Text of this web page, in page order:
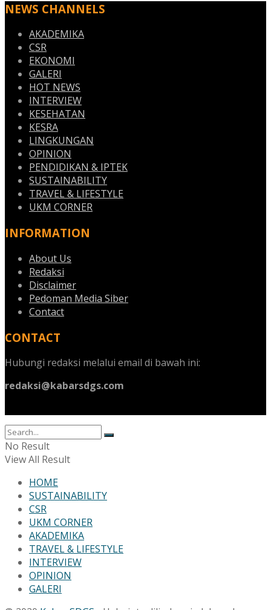
NEWS CHANNELS
AKADEMIKA
CSR
EKONOMI
GALERI
HOT NEWS
INTERVIEW
KESEHATAN
KESRA
LINGKUNGAN
OPINION
PENDIDIKAN & IPTEK
SUSTAINABILITY
TRAVEL & LIFESTYLE
UKM CORNER
INFORMATION
About Us
Redaksi
Disclaimer
Pedoman Media Siber
Contact
CONTACT
Hubungi redaksi melalui email di bawah ini:
redaksi@kabarsdgs.com
No Result
View All Result
HOME
SUSTAINABILITY
CSR
UKM CORNER
AKADEMIKA
TRAVEL & LIFESTYLE
INTERVIEW
OPINION
GALERI